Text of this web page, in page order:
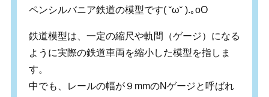
ペンシルバニア鉄道の模型です( ˘ω˘ ).｡oO
鉄道模型は、一定の縮尺や軌間（ゲージ）になる
ように実際の鉄道車両を縮小した模型を指しま
す。
中でも、レールの幅が９mmのNゲージと呼ばれ